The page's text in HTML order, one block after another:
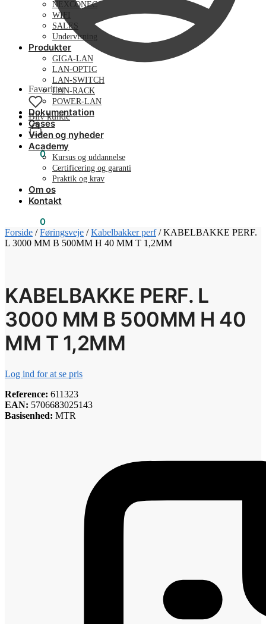
Favoritter
Bliv kunde
kr. 0
NEXCONEC
WIFI
SALES
Undervisning
Produkter
GIGA-LAN
LAN-OPTIC
LAN-SWITCH
LAN-RACK
POWER-LAN
Dokumentation
Cases
Viden og nyheder
Academy
Kursus og uddannelse
Certificering og garanti
Praktik og krav
Om os
Kontakt
0
Forside /Føringsveje /Kabelbakker perf/KABELBAKKE PERF.
L 3000 MM B 500MM H 40 MM T 1,2MM
KABELBAKKE PERF. L
3000 MM B 500MM H 40
MM T 1,2MM
Log ind for at se pris
Reference: 611323
EAN: 5706683025143
Basisenhed: MTR